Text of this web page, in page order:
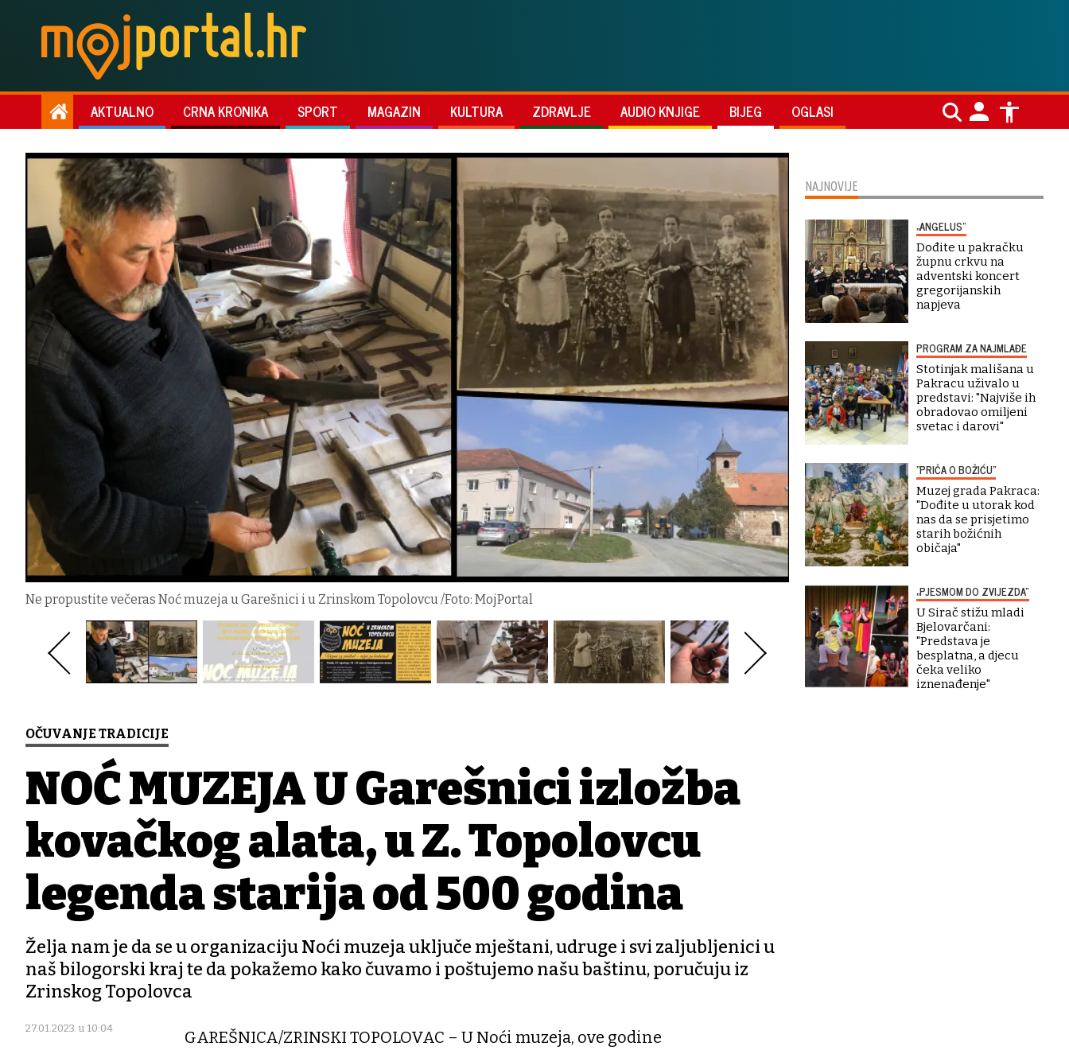
AKTUALNO CRNA KRONIKA SPORT MAGAZIN KULTURA ZDRAVLJE AUDIO KNJIGE BIJEG OGLASI
Ne propustite večeras Noć muzeja u Garešnici i u Zrinskom Topolovcu /Foto: MojPortal
OČUVANJE TRADICIJE
NOĆ MUZEJA U Garešnici izložba
kovačkog alata, u Z. Topolovcu
legenda starija od 500 godina
Želja nam je da se u organizaciju Noći muzeja uključe mještani, udruge i svi zaljubljenici u
naš bilogorski kraj te da pokažemo kako čuvamo i poštujemo našu baštinu, poručuju iz
Zrinskog Topolovca
27.01.2023. u 10:04
GAREŠNICA/ZRINSKI TOPOLOVAC – U Noći muzeja, ove godine
NAJNOVIJE
„ANGELUS“
Dođite u pakračku
župnu crkvu na
adventski koncert
gregorijanskih
napjeva
PROGRAM ZA NAJMLAĐE
Stotinjak mališana u
Pakracu uživalo u
predstavi: "Najviše ih
obradovao omiljeni
svetac i darovi"
"PRIČA O BOŽIĆU"
Muzej grada Pakraca:
"Dođite u utorak kod
nas da se prisjetimo
starih božićnih
običaja"
„PJESMOM DO ZVIJEZDA“
U Sirač stižu mladi
Bjelovarčani:
"Predstava je
besplatna, a djecu
čeka veliko
iznenađenje"